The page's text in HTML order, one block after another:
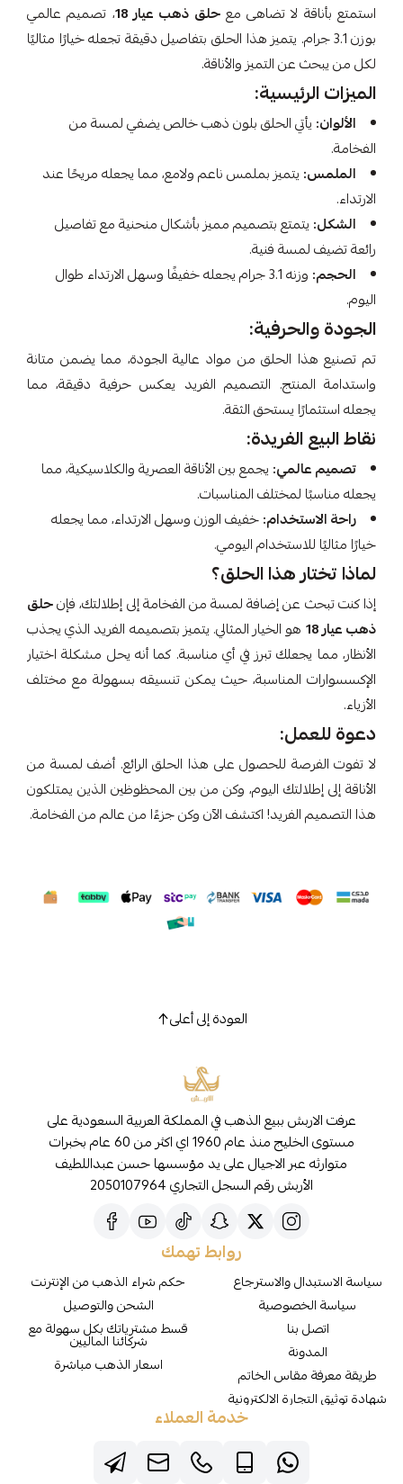
استمتع بأناقة لا تضاهى معحلق ذهب عيار 18
، تصميم عالمي
بوزن 3.1 جرام. يتميز هذا الحلق بتفاصيل دقيقة تجعله خيارًا مثاليًا
لكل من يبحث عن التميز والأناقة.
الميزات الرئيسية:
الألوان: يأتي الحلق بلون ذهب خالص يضفي لمسة من
الفخامة.
الملمس: يتميز بملمس ناعم ولامع، مما يجعله مريحًا عند
الارتداء.
الشكل: يتمتع بتصميم مميز بأشكال منحنية مع تفاصيل
رائعة تضيف لمسة فنية.
الحجم:
وزنه 3.1 جرام يجعله خفيفًا وسهل الارتداء طوال
اليوم.
الجودة والحرفية:
تم تصنيع هذا الحلق من مواد عالية الجودة، مما يضمن متانة
واستدامة المنتج. التصميم الفريد يعكس حرفية دقيقة، مما
يجعله استثمارًا يستحق الثقة.
نقاط البيع الفريدة:
تصميم عالمي: يجمع بين الأناقة العصرية والكلاسيكية، مما
يجعله مناسبًا لمختلف المناسبات.
راحة الاستخدام:خفيف الوزن وسهل الارتداء، مما يجعله
خيارًا مثاليًا للاستخدام اليومي.
لماذا تختار هذا الحلق؟
إذا كنت تبحث عن إضافة لمسة من الفخامة إلى إطلالتك، فإنحلق
ذهب عيار 18
هو الخيار المثالي. يتميز بتصميمه الفريد الذي يجذب
الأنظار، مما يجعلك تبرز في أي مناسبة. كما أنه يحل مشكلة اختيار
الإكسسوارات المناسبة، حيث يمكن تنسيقه بسهولة مع مختلف
الأزياء.
دعوة للعمل:
لا تفوت الفرصة للحصول على هذا الحلق الرائع. أضف لمسة من
الأناقة إلى إطلالتك اليوم، وكن من بين المحظوظين الذين يمتلكون
هذا التصميم الفريد! اكتشف الآن وكن جزءًا من عالم من الفخامة.
العودة إلى أعلى
عرفت الاربش ببيع الذهب في المملكة العربية السعودية على
مستوى الخليج منذ عام 1960 اي اكثر من 60 عام بخبرات
متوارثه عبر الاجيال على يد مؤسسها حسن عبداللطيف
الأربش رقم السجل التجاري 2050107964
روابط تهمك
سياسة الاستبدال والاسترجاع
سياسة الخصوصية
اتصل بنا
المدونة
طريقة معرفة مقاس الخاتم
شهادة توثيق التجارة الالكترونية
حكم شراء الذهب من الإنترنت
الشحن والتوصيل
قسط مشترياتك بكل سهولة مع
شركائنا الماليين
اسعار الذهب مباشرة
خدمة العملاء